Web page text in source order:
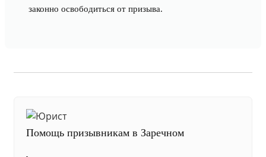
законно освободиться от призыва.
Помощь призывникам в Заречном